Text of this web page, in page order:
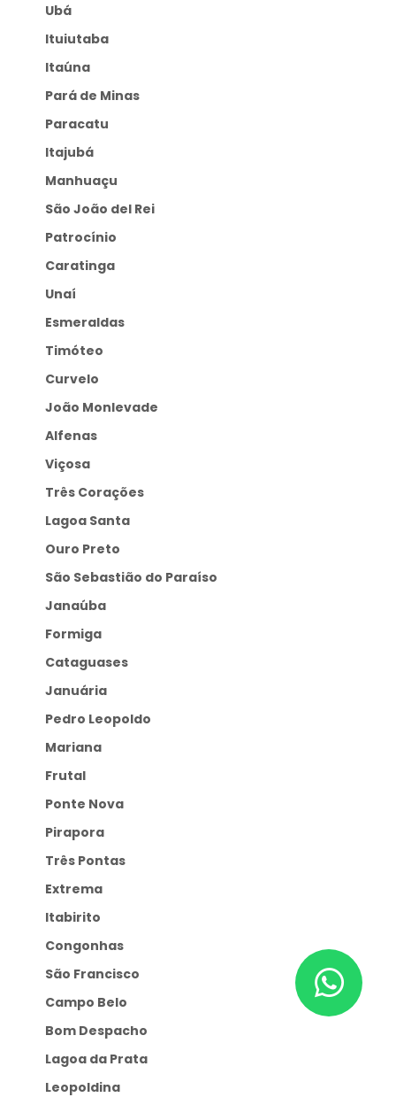
Ubá
Ituiutaba
Itaúna
Pará de Minas
Paracatu
Itajubá
Manhuaçu
São João del Rei
Patrocínio
Caratinga
Unaí
Esmeraldas
Timóteo
Curvelo
João Monlevade
Alfenas
Viçosa
Três Corações
Lagoa Santa
Ouro Preto
São Sebastião do Paraíso
Janaúba
Formiga
Cataguases
Januária
Pedro Leopoldo
Mariana
Frutal
Ponte Nova
Pirapora
Três Pontas
Extrema
Itabirito
Congonhas
São Francisco
Campo Belo
Bom Despacho
Lagoa da Prata
Leopoldina